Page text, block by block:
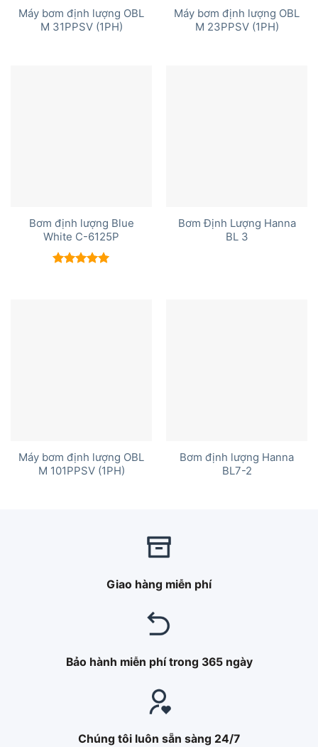
Máy bơm định lượng OBL
M 31PPSV (1PH)
Máy bơm định lượng OBL
M 23PPSV (1PH)
Bơm định lượng Blue
White C-6125P
Bơm Định Lượng Hanna
BL 3
Máy bơm định lượng OBL
M 101PPSV (1PH)
Bơm định lượng Hanna
BL7-2
Giao hàng miễn phí
Bảo hành miễn phí trong 365 ngày
Chúng tôi luôn sẵn sàng 24/7